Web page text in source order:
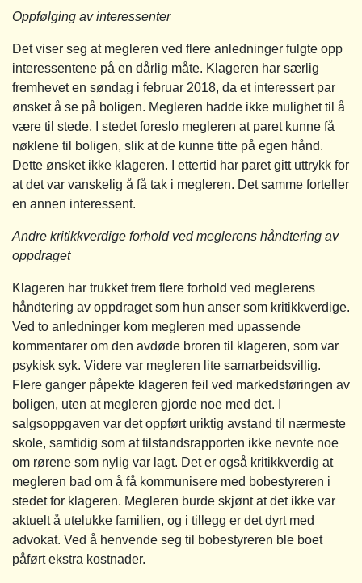
Oppfølging av interessenter
Det viser seg at megleren ved flere anledninger fulgte opp
interessentene på en dårlig måte. Klageren har særlig
fremhevet en søndag i februar 2018, da et interessert par
ønsket å se på boligen. Megleren hadde ikke mulighet til å
være til stede. I stedet foreslo megleren at paret kunne få
nøklene til boligen, slik at de kunne titte på egen hånd.
Dette ønsket ikke klageren. I ettertid har paret gitt uttrykk for
at det var vanskelig å få tak i megleren. Det samme forteller
en annen interessent.
Andre kritikkverdige forhold ved meglerens håndtering av
oppdraget
Klageren har trukket frem flere forhold ved meglerens
håndtering av oppdraget som hun anser som kritikkverdige.
Ved to anledninger kom megleren med upassende
kommentarer om den avdøde broren til klageren, som var
psykisk syk. Videre var megleren lite samarbeidsvillig.
Flere ganger påpekte klageren feil ved markedsføringen av
boligen, uten at megleren gjorde noe med det. I
salgsoppgaven var det oppført uriktig avstand til nærmeste
skole, samtidig som at tilstandsrapporten ikke nevnte noe
om rørene som nylig var lagt. Det er også kritikkverdig at
megleren bad om å få kommunisere med bobestyreren i
stedet for klageren. Megleren burde skjønt at det ikke var
aktuelt å utelukke familien, og i tillegg er det dyrt med
advokat. Ved å henvende seg til bobestyreren ble boet
påført ekstra kostnader.